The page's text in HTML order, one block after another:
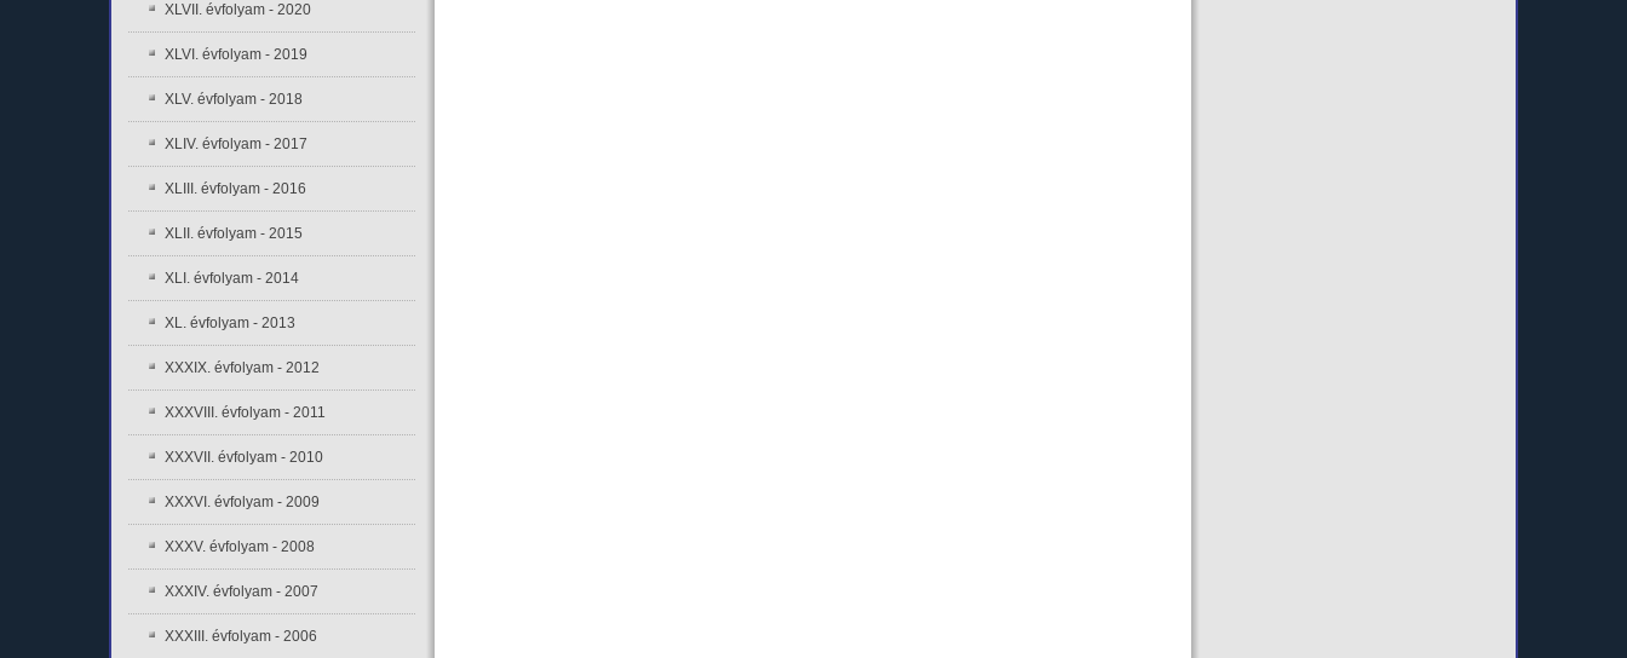
XLVII. évfolyam - 2020
XLVI. évfolyam - 2019
XLV. évfolyam - 2018
XLIV. évfolyam - 2017
XLIII. évfolyam - 2016
XLII. évfolyam - 2015
XLI. évfolyam - 2014
XL. évfolyam - 2013
XXXIX. évfolyam - 2012
XXXVIII. évfolyam - 2011
XXXVII. évfolyam - 2010
XXXVI. évfolyam - 2009
XXXV. évfolyam - 2008
XXXIV. évfolyam - 2007
XXXIII. évfolyam - 2006